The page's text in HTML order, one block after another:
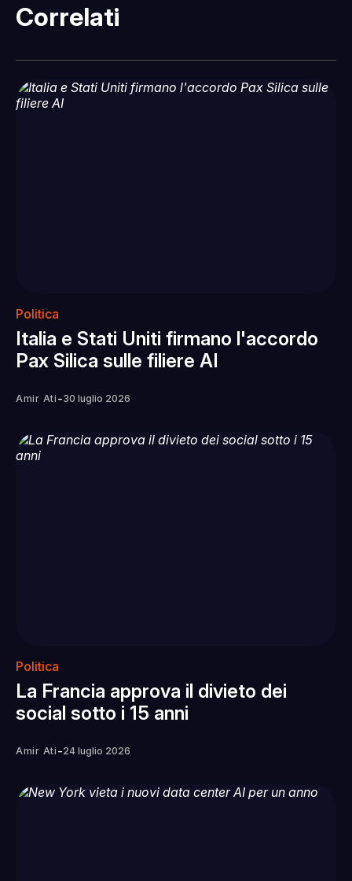
Correlati
Politica
Italia e Stati Uniti firmano l'accordo
Pax Silica sulle filiere AI
Amir Ati -30 luglio 2026
Politica
La Francia approva il divieto dei
social sotto i 15 anni
Amir Ati -24 luglio 2026